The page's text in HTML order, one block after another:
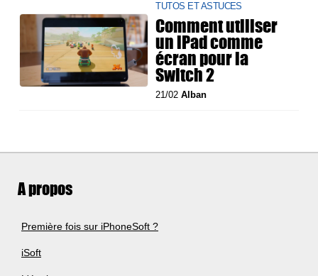
TUTOS ET ASTUCES
Comment utiliser
un iPad comme
écran pour la
Switch 2
21/02Alban
A propos
Première fois sur iPhoneSoft ?
iSoft